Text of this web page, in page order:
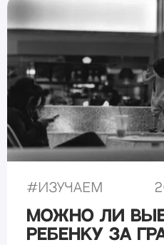
#Изучаем
Можно ли
ребенку за